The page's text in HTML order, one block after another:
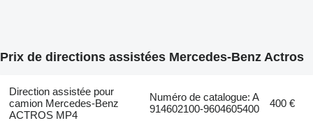
Prix de directions assistées Mercedes-Benz Actros
Direction assistée pour
camion Mercedes-Benz
ACTROS MP4
Numéro de catalogue: A
914602100-9604605400
400 €